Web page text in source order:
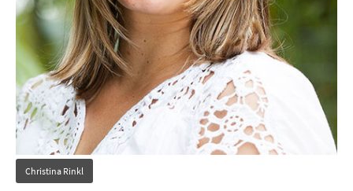
Christina Rinkl